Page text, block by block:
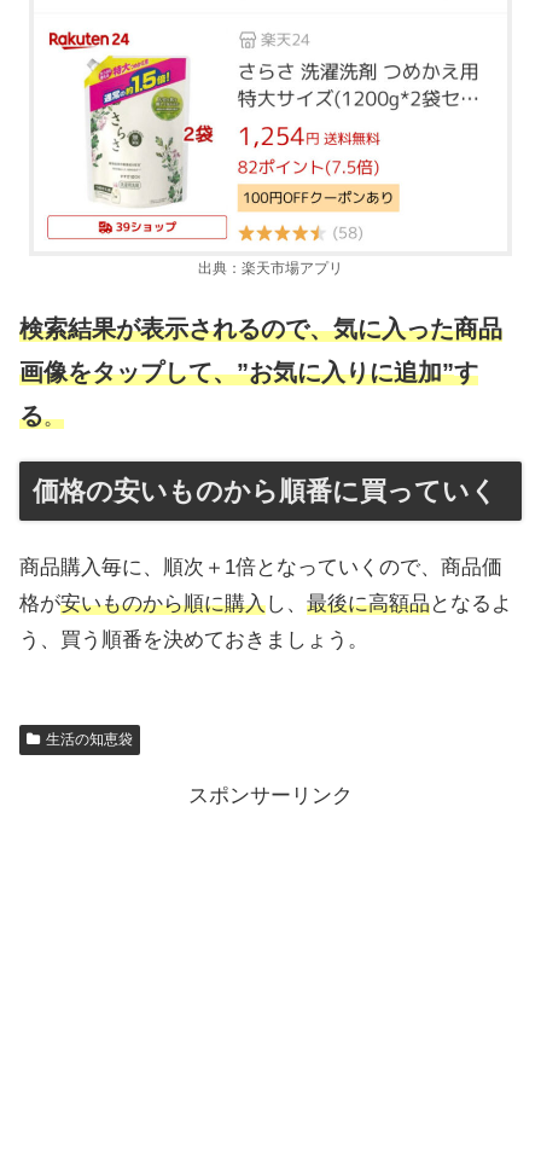
出典：楽天市場アプリ
検索結果が表示されるので、気に入った商品
画像をタップして、”お気に入りに追加”す
る。
価格の安いものから順番に買っていく
商品購入毎に、順次＋1倍となっていくので、商品価
格が安いものから順に購入し、 最後に高額品となるよ
う、買う順番を決めておきましょう。
生活の知恵袋
スポンサーリンク